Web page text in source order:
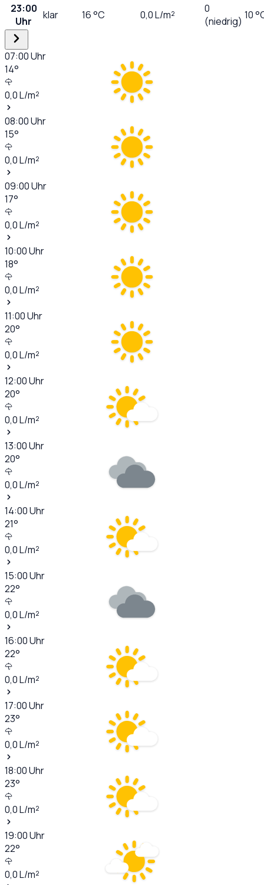
23:00
Uhr
klar 16°C 0,0L/m²
0
(niedrig) 10
07:00Uhr
14°
0,0L/m²
08:00Uhr
15°
0,0L/m²
09:00Uhr
17°
0,0L/m²
10:00Uhr
18°
0,0L/m²
11:00Uhr
20°
0,0L/m²
12:00Uhr
20°
0,0L/m²
13:00Uhr
20°
0,0L/m²
14:00Uhr
21°
0,0L/m²
15:00Uhr
22°
0,0L/m²
16:00Uhr
22°
0,0L/m²
17:00Uhr
23°
0,0L/m²
18:00Uhr
23°
0,0L/m²
19:00Uhr
22°
0,0L/m²